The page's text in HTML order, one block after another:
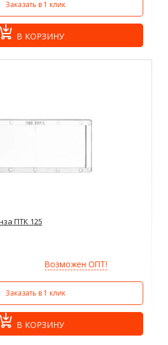
Заказать в 1 клик
В КОРЗИНУ
ПТК 125
Возможен ОПТ!
Заказать в 1 клик
В КОРЗИНУ